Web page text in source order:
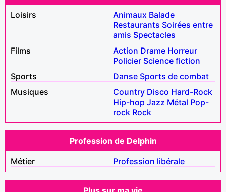
Loisirs
Animaux Balade
Restaurants Soirées entre
amis Spectacles
Films
Action Drame Horreur
Policier Science fiction
Sports
Danse Sports de combat
Musiques
Country Disco Hard-Rock
Hip-hop Jazz Métal Pop-
rock Rock
Profession de Delphin
Métier
Profession libérale